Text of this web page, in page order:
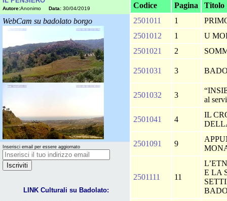
Autore:Anonimo Data: 30/04/2019
WebCam su badolato borgo
Inserisci email per essere aggiornato
LINK Culturali su Badolato:
Codice
Pagina
Titolo
2501011
1
2501012
1
U
2501021
2
2501031 3
2501032 3
al
2501041 4
IL
2501091 9
2501111 11
E LA